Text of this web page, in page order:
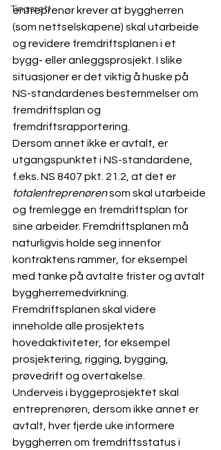
Tingsrett
entreprenør krever at byggherren
(som nettselskapene) skal utarbeide
og revidere fremdriftsplanen i et
bygg- eller anleggsprosjekt. I slike
situasjoner er det viktig å huske på
NS-standardenes bestemmelser om
fremdriftsplan og
fremdriftsrapportering.
Dersom annet ikke er avtalt, er
utgangspunktet i NS-standardene,
f.eks. NS 8407 pkt. 21.2, at det er
totalentreprenøren som skal utarbeide
og fremlegge en fremdriftsplan for
sine arbeider. Fremdriftsplanen må
naturligvis holde seg innenfor
kontraktens rammer, for eksempel
med tanke på avtalte frister og avtalt
byggherremedvirkning.
Fremdriftsplanen skal videre
inneholde alle prosjektets
hovedaktiviteter, for eksempel
prosjektering, rigging, bygging,
prøvedrift og overtakelse.
Underveis i byggeprosjektet skal
entreprenøren, dersom ikke annet er
avtalt, hver fjerde uke informere
byggherren om fremdriftsstatus i